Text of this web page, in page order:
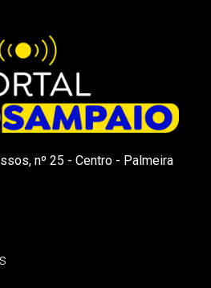
nº 25 - Centro - Palmeira